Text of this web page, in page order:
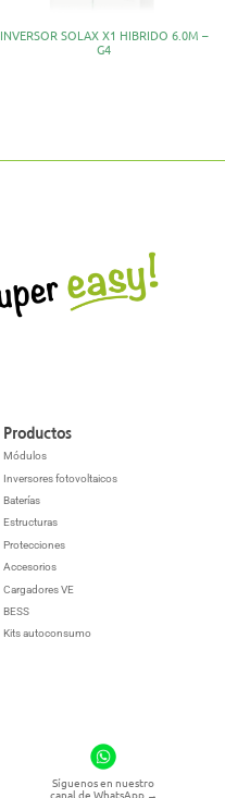
INVERSOR SOLAX X1 HIBRIDO 6.0M –
G4
Productos
Módulos
Inversores fotovoltaicos
Baterías
Estructuras
Protecciones
Accesorios
Cargadores VE
BESS
Kits autoconsumo
Síguenos en nuestro
canal de WhatsApp →